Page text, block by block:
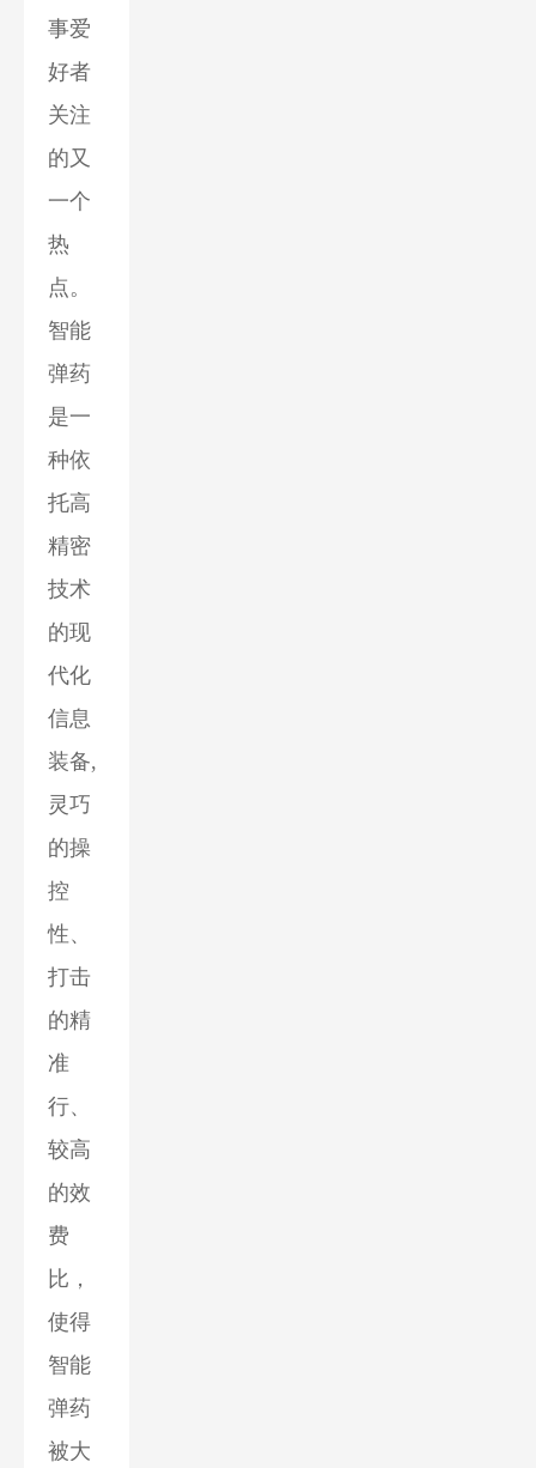
事爱
好者
关注
的又
一个
热
点。
智能
弹药
是一
种依
托高
精密
技术
的现
代化
信息
装备,
灵巧
的操
控
性、
打击
的精
准
行、
较高
的效
费
比，
使得
智能
弹药
被大